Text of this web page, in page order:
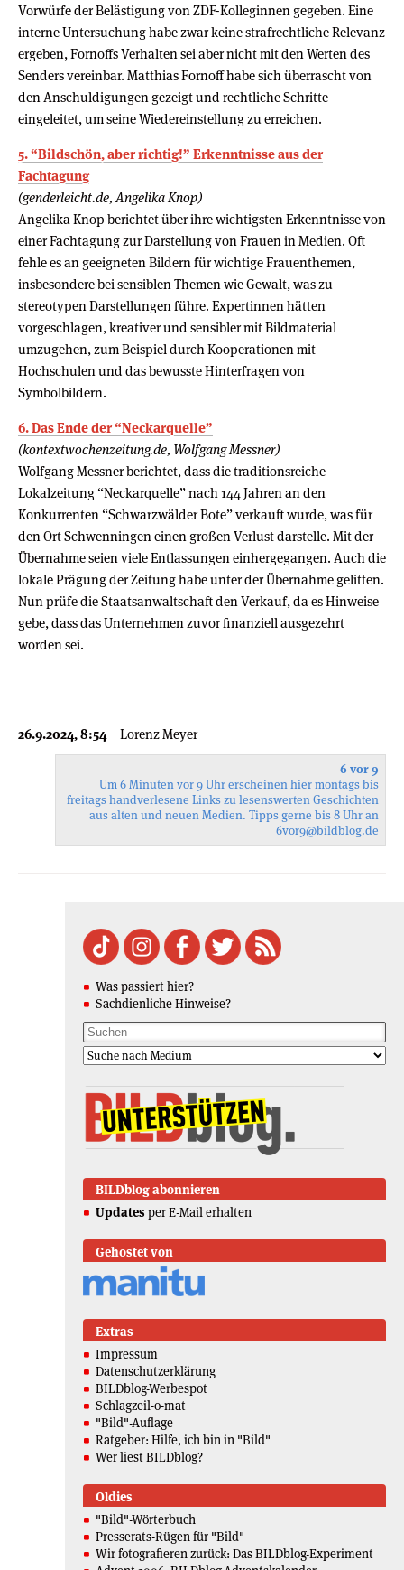
Vorwürfe der Belästigung von ZDF-Kolleginnen gegeben. Eine
interne Untersuchung habe zwar keine strafrechtliche Relevanz
ergeben, Fornoffs Verhalten sei aber nicht mit den Werten des
Senders vereinbar. Matthias Fornoff habe sich überrascht von
den Anschuldigungen gezeigt und rechtliche Schritte
eingeleitet, um seine Wiedereinstellung zu erreichen.
5. “Bildschön, aber richtig!” Erkenntnisse aus der
Fachtagung
(genderleicht.de, Angelika Knop)
Angelika Knop berichtet über ihre wichtigsten Erkenntnisse von
einer Fachtagung zur Darstellung von Frauen in Medien. Oft
fehle es an geeigneten Bildern für wichtige Frauenthemen,
insbesondere bei sensiblen Themen wie Gewalt, was zu
stereotypen Darstellungen führe. Expertinnen hätten
vorgeschlagen, kreativer und sensibler mit Bildmaterial
umzugehen, zum Beispiel durch Kooperationen mit
Hochschulen und das bewusste Hinterfragen von
Symbolbildern.
6. Das Ende der “Neckarquelle”
(kontextwochenzeitung.de, Wolfgang Messner)
Wolfgang Messner berichtet, dass die traditionsreiche
Lokalzeitung “Neckarquelle” nach 144 Jahren an den
Konkurrenten “Schwarzwälder Bote” verkauft wurde, was für
den Ort Schwenningen einen großen Verlust darstelle. Mit der
Übernahme seien viele Entlassungen einhergegangen. Auch die
lokale Prägung der Zeitung habe unter der Übernahme gelitten.
Nun prüfe die Staatsanwaltschaft den Verkauf, da es Hinweise
gebe, dass das Unternehmen zuvor finanziell ausgezehrt
worden sei.
26.9.2024, 8:54 Lorenz Meyer
6 vor 9
Um 6 Minuten vor 9 Uhr erscheinen hier montags bis
freitags handverlesene Links zu lesenswerten Geschichten
aus alten und neuen Medien. Tipps gerne bis 8 Uhr an
6vor9@bildblog.de
Was passiert hier?
Sachdienliche Hinweise?
BILDblog abonnieren
Updates per E-Mail erhalten
Gehostet von
Extras
Impressum
Datenschutzerklärung
BILDblog-Werbespot
Schlagzeil-o-mat
"Bild"-Auflage
Ratgeber: Hilfe, ich bin in "Bild"
Wer liest BILDblog?
Oldies
"Bild"-Wörterbuch
Presserats-Rügen für "Bild"
Wir fotografieren zurück: Das BILDblog-Experiment